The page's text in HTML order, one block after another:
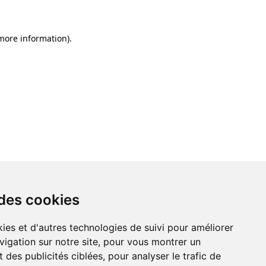
cookies
et d'autres technologies de suivi pour améliorer
sur notre site, pour vous montrer un
des publicités ciblées, pour analyser le trafic de
information).